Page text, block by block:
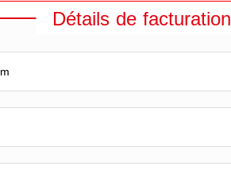
Détails de facturation